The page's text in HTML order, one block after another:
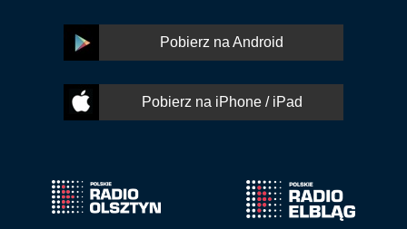
Pobierz na Android
Pobierz na iPhone / iPad